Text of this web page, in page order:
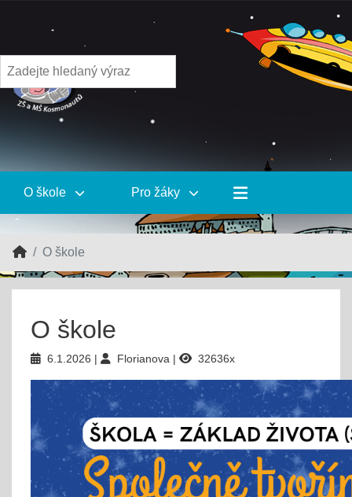
O škole Pro žáky
O škole
O škole
6.1.2026 Florianova 32636x